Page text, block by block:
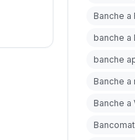
Banche a
banche a
banche
Banche a
Banche a